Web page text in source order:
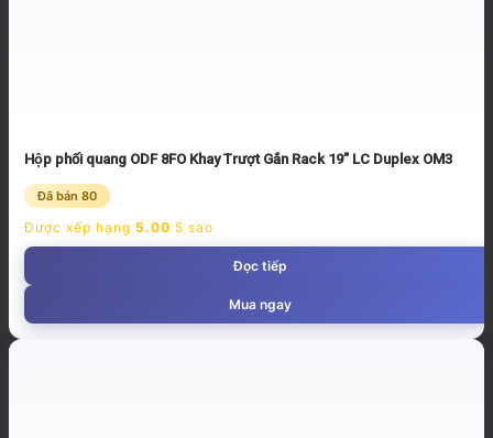
Hộp phối quang ODF 8FO Khay Trượt Gắn Rack 19” LC Duplex OM3
Đã bán 80
Được xếp hạng 5.00 5 sao
Đọc tiếp
Mua ngay